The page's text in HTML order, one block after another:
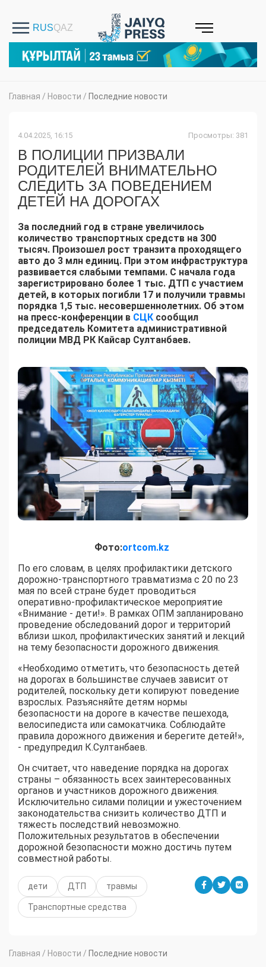
Главная / Новости / Последние новости
4.04.2025, 16:15 Просмотры: 381
В ПОЛИЦИИ ПРИЗВАЛИ
РОДИТЕЛЕЙ ВНИМАТЕЛЬНО
СЛЕДИТЬ ЗА ПОВЕДЕНИЕМ
ДЕТЕЙ НА ДОРОГАХ
За последний год в стране увеличилось
количество транспортных средств на 300
тысяч. Произошел рост транзита проходящего
авто до 3 млн единиц. При этом инфраструктура
развивается слабыми темпами. С начала года
зарегистрировано более 1 тыс. ДТП с участием
детей, в которых погибли 17 и получили травмы
порядка 1,5 тыс. несовершеннолетних. Об этом
на пресс-конференции в СЦК сообщил
председатель Комитета административной
полиции МВД РК Кайсар Султанбаев.
Фото:ortcom.kz
По его словам, в целях профилактики детского
дорожно-транспортного травматизма с 20 по 23
мая по всей стране будет проводиться
оперативно-профилактическое мероприятие
«Внимание - дети!». В рамках ОПМ запланировано
проведение обследований дорог и территорий
вблизи школ, профилактических занятий и лекций
на тему безопасности дорожного движения.
«Необходимо отметить, что безопасность детей
на дорогах в большинстве случаев зависит от
родителей, поскольку дети копируют поведение
взрослых. Разъясняйте детям нормы
безопасности на дороге в качестве пешехода,
велосипедиста или самокатчика. Соблюдайте
правила дорожного движения и берегите детей!»,
- предупредил К.Султанбаев.
Он считает, что наведение порядка на дорогах
страны – обязанность всех заинтересованных
органов и участников дорожного движения.
Исключительно силами полиции и ужесточением
законодательства снизить количество ДТП и
тяжесть последствий невозможно.
Положительных результатов в обеспечении
дорожной безопасности можно достичь путем
совместной работы.
дети ДТП травмы
Транспортные средства
Главная / Новости / Последние новости